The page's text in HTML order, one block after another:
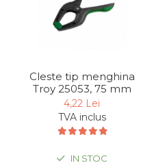
Cleste tip menghina
Troy 25053, 75 mm
4,22 Lei
TVA inclus
IN STOC